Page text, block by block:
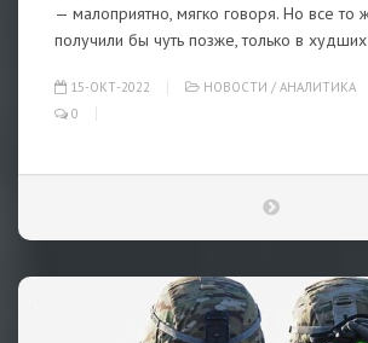
— малоприятно, мягко говоря. Но все то
получили бы чуть позже, только в худших
15-ОКТ-2022 НОВОСТИ / АНАЛИТИКА
0